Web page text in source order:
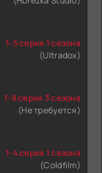
1-5 серия 1 сезона
(Ultradox)
1-8 серия 3 сезона
(Не требуется)
1-4 серия 1 сезона
(Coldfilm)